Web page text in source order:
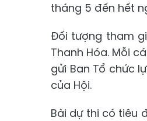
tháng 5 đến hết
Đối tượng tham
Thanh Hóa. Mỗi
gửi Ban Tổ chức
của Hội.
Bài dự thi có tiêu